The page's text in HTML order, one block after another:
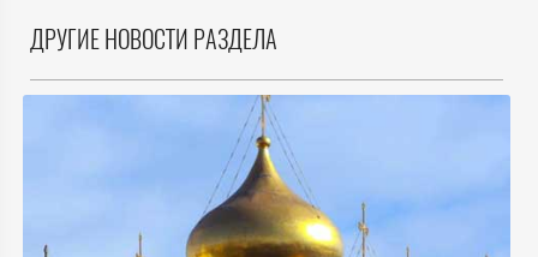
ДРУГИЕ НОВОСТИ РАЗДЕЛА